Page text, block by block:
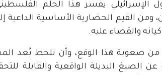
الإسرائيلي يفسر هذا الحلم
ومن القيم الحضارية الأساسية الداعية
والقضاء عليه.
من صعوبة هذا الوقع، وأن نلحظ بُعد
الصيغ البديلة الواقعية والقابلة